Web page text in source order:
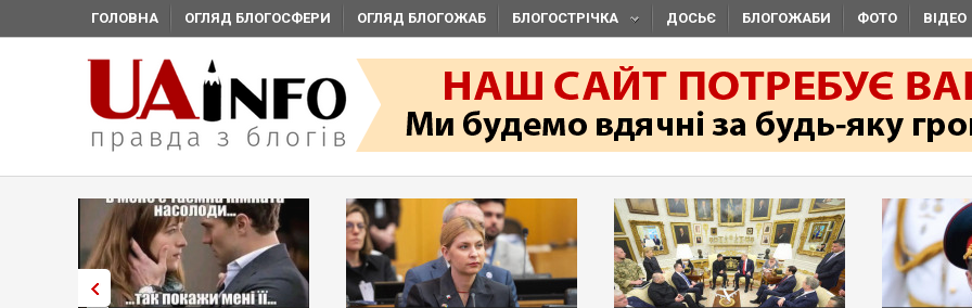
ГОЛОВНА ОГЛЯД БЛОГОСФЕРИ ОГЛЯД БЛОГОЖАБ БЛОГОСТРІЧКА ДОСЬЄ БЛОГОЖАБИ ФОТО ВІДЕО